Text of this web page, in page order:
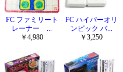
FC ファミリート
レーナー ...
￥4,980
FC ハイパーオリ
ンピック バ...
￥3,250